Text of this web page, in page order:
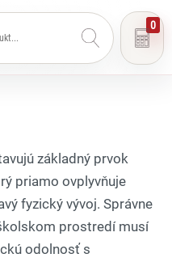
0
základný prvok
priamo ovplyvňuje
fyzický vývoj. Správne
prostredí musí
odolnosť s